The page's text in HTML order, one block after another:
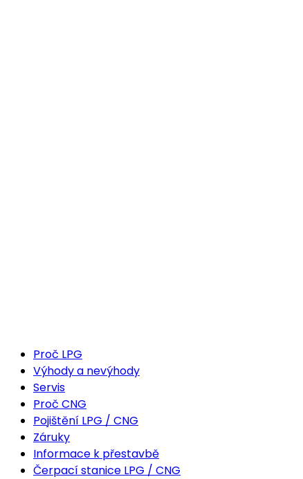
Proč LPG
Výhody a nevýhody
Servis
Proč CNG
Pojištění LPG / CNG
Záruky
Informace k přestavbě
Čerpací stanice LPG / CNG